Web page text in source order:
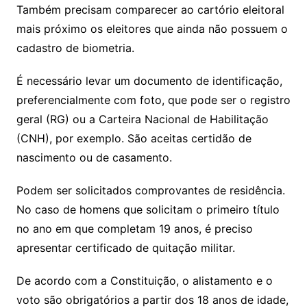
Também precisam comparecer ao cartório eleitoral
mais próximo os eleitores que ainda não possuem o
cadastro de biometria.
É necessário levar um documento de identificação,
preferencialmente com foto, que pode ser o registro
geral (RG) ou a Carteira Nacional de Habilitação
(CNH), por exemplo. São aceitas certidão de
nascimento ou de casamento.
Podem ser solicitados comprovantes de residência.
No caso de homens que solicitam o primeiro título
no ano em que completam 19 anos, é preciso
apresentar certificado de quitação militar.
De acordo com a Constituição, o alistamento e o
voto são obrigatórios a partir dos 18 anos de idade,